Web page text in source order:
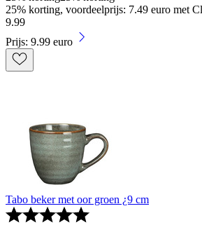
25% korting, voordeelprijs: 7.49 euro met
9.99
Prijs: 9.99 euro
Tabo beker met oor groen ¿9 cm